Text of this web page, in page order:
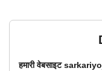
हमारी वेबसाइट